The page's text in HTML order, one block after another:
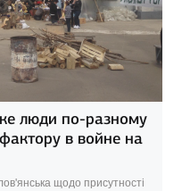
люди по-разному
в войне на
щодо присутності